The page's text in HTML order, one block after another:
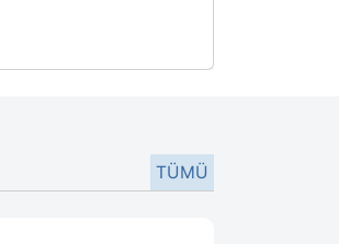
TÜMÜ